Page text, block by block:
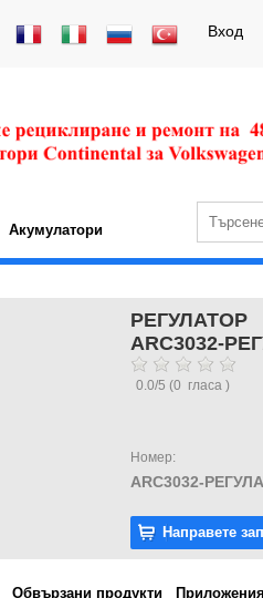
Вход
Акумулатори
РЕГУЛАТОР
ARC3032-
0.0/5 (0 гласа )
Номер:
ARC3032-
Направете
Обвързани продукти Приложения